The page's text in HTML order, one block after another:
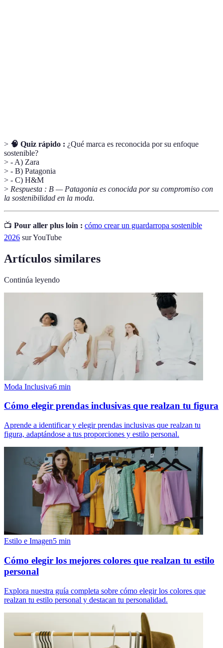
> 🧠 Quiz rápido : ¿Qué marca es reconocida por su enfoque
sostenible?
> - A) Zara
> - B) Patagonia
> - C) H&M
> Respuesta : B — Patagonia es conocida por su compromiso con
la sostenibilidad en la moda.
📺 Pour aller plus loin : cómo crear un guardarropa sostenible
2026 sur YouTube
Artículos similares
Continúa leyendo
Moda Inclusiva6 min
Cómo elegir prendas inclusivas que realzan tu figura
Aprende a identificar y elegir prendas inclusivas que realzan tu
figura, adaptándose a tus proporciones y estilo personal.
Estilo e Imagen5 min
Cómo elegir los mejores colores que realzan tu estilo
personal
Explora nuestra guía completa sobre cómo elegir los colores que
realzan tu estilo personal y destacan tu personalidad.